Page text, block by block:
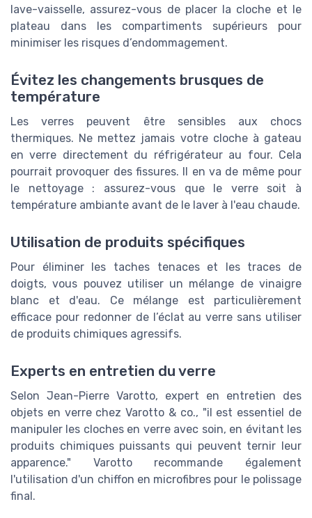
lave-vaisselle, assurez-vous de placer la cloche et le
plateau dans les compartiments supérieurs pour
minimiser les risques d’endommagement.
Évitez les changements brusques de
température
Les verres peuvent être sensibles aux chocs
thermiques. Ne mettez jamais votre cloche à gateau
en verre directement du réfrigérateur au four. Cela
pourrait provoquer des fissures. Il en va de même pour
le nettoyage : assurez-vous que le verre soit à
température ambiante avant de le laver à l'eau chaude.
Utilisation de produits spécifiques
Pour éliminer les taches tenaces et les traces de
doigts, vous pouvez utiliser un mélange de vinaigre
blanc et d'eau. Ce mélange est particulièrement
efficace pour redonner de l’éclat au verre sans utiliser
de produits chimiques agressifs.
Experts en entretien du verre
Selon Jean-Pierre Varotto, expert en entretien des
objets en verre chez Varotto & co., "il est essentiel de
manipuler les cloches en verre avec soin, en évitant les
produits chimiques puissants qui peuvent ternir leur
apparence." Varotto recommande également
l'utilisation d'un chiffon en microfibres pour le polissage
final.